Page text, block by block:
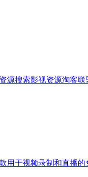
资源搜索影视资源淘客联
用于视频录制和直播